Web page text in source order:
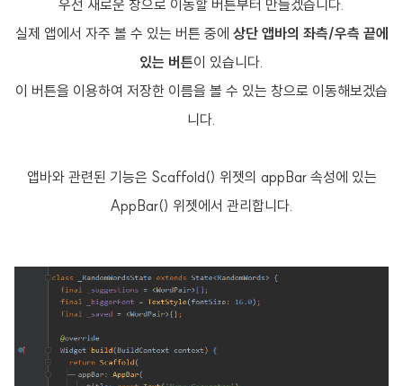
우선 새로운 창으로 이동할 버튼부터 만들겠습니다.
실제 앱에서 자주 볼 수 있는 버튼 중에 상단 앱바의 좌측/우측 끝에
있는 버튼이 있습니다.
이 버튼을 이용하여 저장한 이름을 볼 수 있는 창으로 이동해보겠습
니다.
앱바와 관련된 기능은 Scaffold() 위젯의 appBar 속성에 있는
AppBar() 위젯에서 관리합니다.